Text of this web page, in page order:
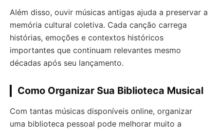
Além disso, ouvir músicas antigas ajuda a preservar a
memória cultural coletiva. Cada canção carrega
histórias, emoções e contextos históricos
importantes que continuam relevantes mesmo
décadas após seu lançamento.
Como Organizar Sua Biblioteca Musical
Com tantas músicas disponíveis online, organizar
uma biblioteca pessoal pode melhorar muito a